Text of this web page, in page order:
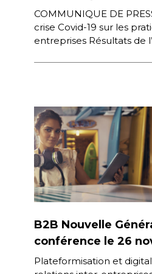
COMMUNIQUE DE
crise Covid-19 sur les
entreprises Résultats de
B2B Nouvelle
conférence le 26
Plateformisation et